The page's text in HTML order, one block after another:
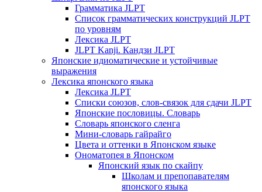
Грамматика JLPT
Список грамматических конструкций JLPT
по уровням
Лексика JLPT
JLPT Kanji. Кандзи JLPT
Японские идиоматические и устойчивые
выражения
Лексика японского языка
Лексика JLPT
Списки союзов, слов-связок для сдачи JLPT
Японские пословицы. Словарь
Словарь японского сленга
Мини-словарь гайрайго
Цвета и оттенки в Японском языке
Ономатопея в Японском
Японский язык по скайпу
Школам и препопавателям
японского языка